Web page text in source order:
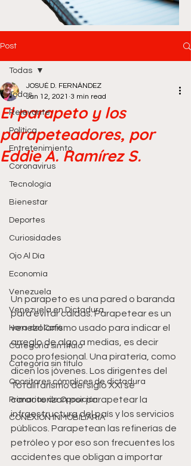
Post
Todas
Relevante
Política
Entretenimiento
Coronavirus
Tecnología
Bienestar
Deportes
Curiosidades
Ojo Al Día
Economía
Venezuela
Venezuela en Dictadura
Hora del Café
Categoría sin título
Categoría sin título
Opositores cómplices de dictadura
Primarias de Oposición
CONEXIÓN INMOBILIARIA
Todas
El parapeto y los
parapeteadores, por
Eddie A. Ramírez S.
JOSUÉ D. FERNÁNDEZ
Jan 12, 2021 3 min read
Un parapeto es una pared o baranda
para evitar caídas. Parapetear es un
venezolanismo usado para indicar el
arreglo de algo a medias, es decir
poco profesional. Una piratería, como
dicen los jóvenes. Los dirigentes del
Totalitarismo del siglo XXI se
caracterizan por parapetear la
infraestructura del país y los servicios
públicos. Parapetean las refinerías de
petróleo y por eso son frecuentes los
accidentes que obligan a importar